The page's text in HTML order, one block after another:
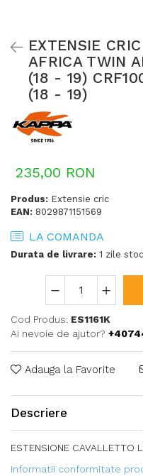
EXTENSIE
AFRICA TWIN
(18 - 19)
(18 - 19)
235,00 RON
Produs: Extensie cric
EAN: 8029871151569
LA COMANDA
Durata de livrare: 1 zile
Cod Produs: ES1161K
Ai nevoie de ajutor?
Adauga la Favorite
Descriere
ESTENSIONE CAVALLETTO
Informatii conformitate